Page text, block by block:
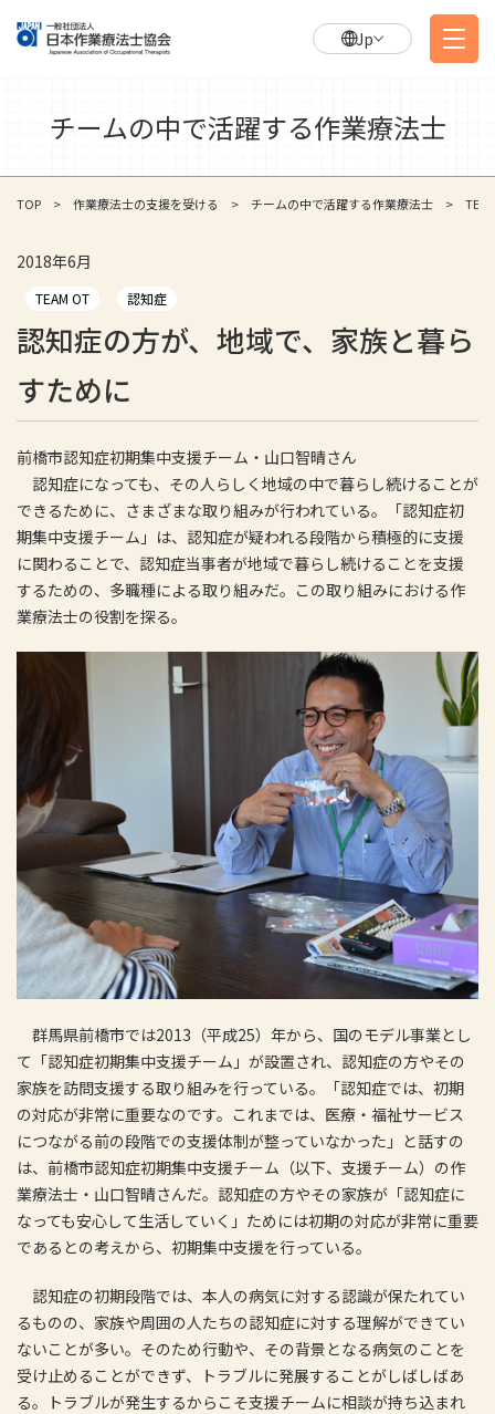
Jp
チームの中で活躍する作業療法士
TOP 作業療法士の支援を受ける チームの中で活躍する作業療法士
2018年6月
TEAM OT 認知症
認知症の方が、地域で、家族と暮ら
すために
前橋市認知症初期集中支援チーム・山口智晴さん
認知症になっても、その人らしく地域の中で暮らし続けることが
できるために、さまざまな取り組みが行われている。「認知症初
期集中支援チーム」は、認知症が疑われる段階から積極的に支援
に関わることで、認知症当事者が地域で暮らし続けることを支援
するための、多職種による取り組みだ。この取り組みにおける作
業療法士の役割を探る。
群馬県前橋市では2013（平成25）年から、国のモデル事業とし
て「認知症初期集中支援チーム」が設置され、認知症の方やその
家族を訪問支援する取り組みを行っている。「認知症では、初期
の対応が非常に重要なのです。これまでは、医療・福祉サービス
につながる前の段階での支援体制が整っていなかった」と話すの
は、前橋市認知症初期集中支援チーム（以下、支援チーム）の作
業療法士・山口智晴さんだ。認知症の方やその家族が「認知症に
なっても安心して生活していく」ためには初期の対応が非常に重要
であるとの考えから、初期集中支援を行っている。
認知症の初期段階では、本人の病気に対する認識が保たれてい
るものの、家族や周囲の人たちの認知症に対する理解ができてい
ないことが多い。そのため行動や、その背景となる病気のことを
受け止めることができず、トラブルに発展することがしばしばあ
る。トラブルが発生するからこそ支援チームに相談が持ち込まれ